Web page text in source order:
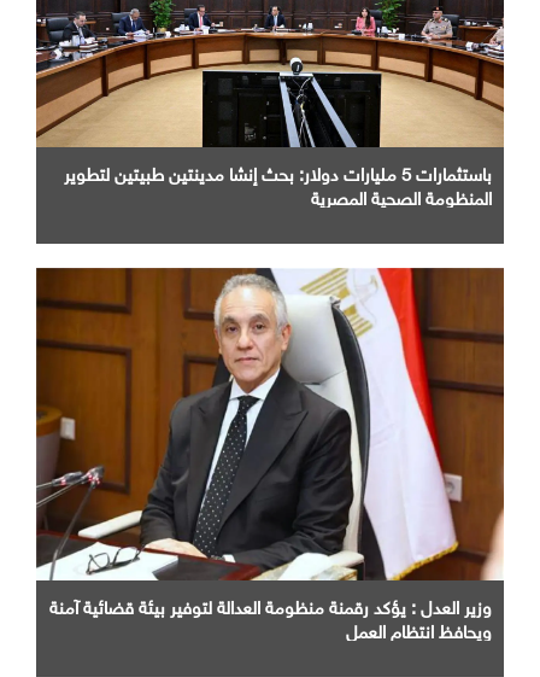
باستثمارات 5 مليارات دولار: بحث إنشا مدينتين طبيتين لتطوير
المنظومة الصحية المصرية
وزير العدل : يؤكد رقمنة منظومة العدالة لتوفير بيئة قضائية آمنة
ويحافظ انتظام العمل